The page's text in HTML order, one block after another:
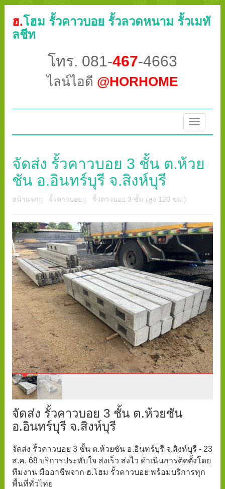
ฮ.โฮม รั้วคาวบอย รั้วลวดหนาม รั้วเมทั
ลชีท
โทร. 081-467-4663
ไลน์ไอดี @HORHOME
Toggle
จัดส่ง รั้วคาวบอย 3 ชั้น ต.ห้วย
ชัน อ.อินทร์บุรี จ.สิงห์บุรี
หน้าแรก รั้วคาวบอย รั้วคาวบอย 3 ชั้น (สูง 120 ซม.)
จัดส่ง รั้วคาวบอย 3 ชั้น ต.ห้วยชัน
อ.อินทร์บุรี จ.สิงห์บุรี
จัดส่ง รั้วคาวบอย 3 ชั้น ต.ห้วยชัน อ.อินทร์บุรี จ.สิงห์บุรี - 23
ส.ค. 68 บริการประทับใจ ส่งเร็ว ส่งไว ดำเนินการติดตั้งโดย
ทีมงาน มืออาชีพจาก ฮ.โฮม รั้วคาวบอย พร้อมบริการทุก
พื้นที่ทั่วไทย